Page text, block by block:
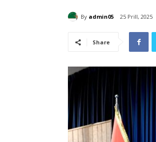
By admin05 25 Prill, 2025
Share